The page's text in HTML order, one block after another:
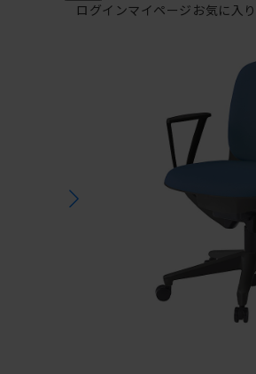
ログインマイページ お気に入り